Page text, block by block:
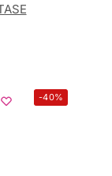
-40%